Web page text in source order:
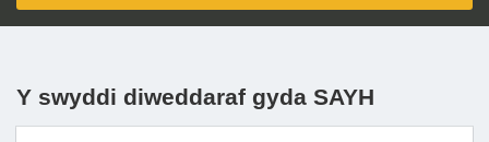
Y swyddi diweddaraf gyda SAYH